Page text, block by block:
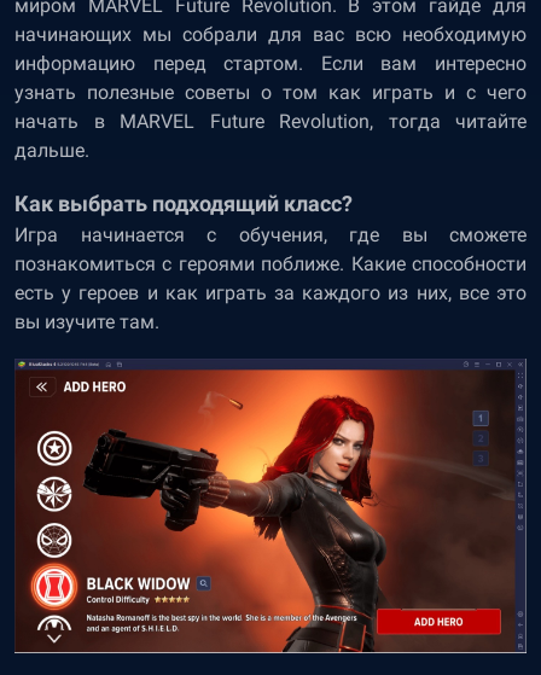
миром MARVEL Future Revolution. В этом гайде для
начинающих мы собрали для вас всю необходимую
информацию перед стартом. Если вам интересно
узнать полезные советы о том как играть и с чего
начать в MARVEL Future Revolution, тогда читайте
дальше.
Как выбрать подходящий класс?
Игра начинается с обучения, где вы сможете
познакомиться с героями поближе. Какие способности
есть у героев и как играть за каждого из них, все это
вы изучите там.